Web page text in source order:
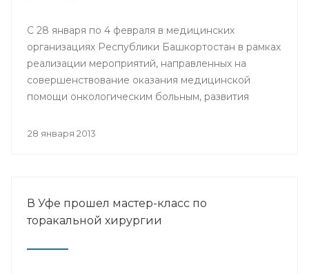
С 28 января по 4 февраля в медицинских
организациях Республики Башкортостан в рамках
реализации мероприятий, направленных на
совершенствование оказания медицинской
помощи онкологическим больным, развития
поддержки инициативы «Международного союза
28 января 2013
В Уфе прошел мастер-класс по
торакальной хирургии